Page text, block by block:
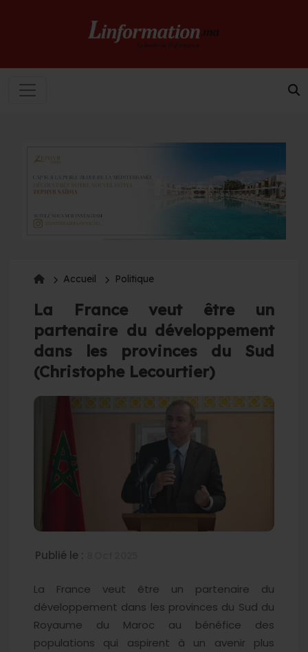
Accueil Politique
La France veut être un
partenaire du développement
dans les provinces du Sud
(Christophe Lecourtier)
Publié le :
La France veut être un partenaire du
développement dans les provinces du Sud du
Royaume du Maroc au bénéfice des
populations qui aspirent à un avenir plus